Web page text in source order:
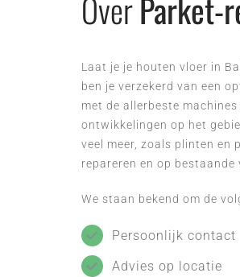
OverParket-
Laat je je houten vloer in
ben je verzekerd van een
met de allerbeste
ontwikkelingen op het
veel meer, zoals plinten en
repareren en op bestaande
We staan bekend om de
Persoonlijk contact
Advies op locatie